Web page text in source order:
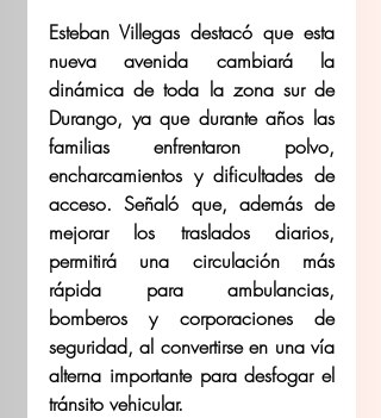
Esteban Villegas destacó que esta
nueva avenida cambiará la
dinámica de toda la zona sur de
Durango, ya que durante años las
familias enfrentaron polvo,
encharcamientos y dificultades de
acceso. Señaló que, además de
mejorar los traslados diarios,
permitirá una circulación más
rápida para ambulancias,
bomberos y corporaciones de
seguridad, al convertirse en una vía
alterna importante para desfogar el
tránsito vehicular.